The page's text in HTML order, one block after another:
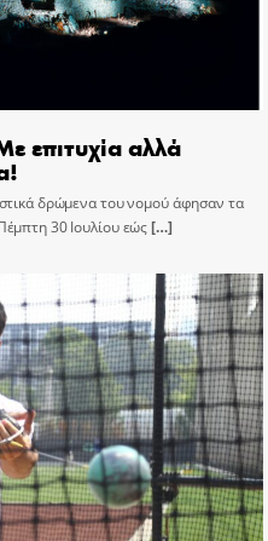
επιτυχία αλλά
δρώμενα του νομού άφησαν τα
30 Ιουλίου εώς[…]